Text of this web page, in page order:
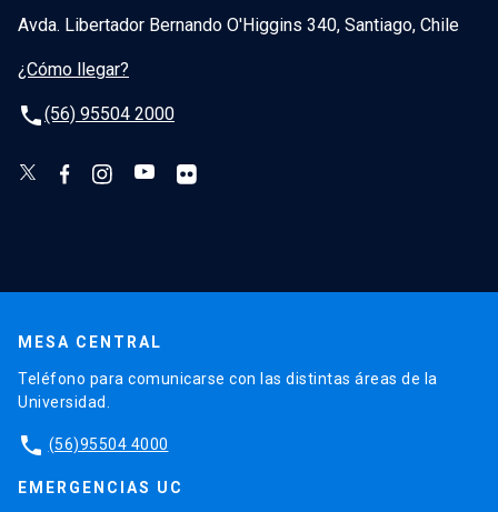
Avda. Libertador Bernando O'Higgins 340, Santiago, Chile
¿Cómo llegar?
phone(56) 95504 2000
MESA CENTRAL
Teléfono para comunicarse con las distintas áreas de la
Universidad.
phone (56)95504 4000
EMERGENCIAS UC